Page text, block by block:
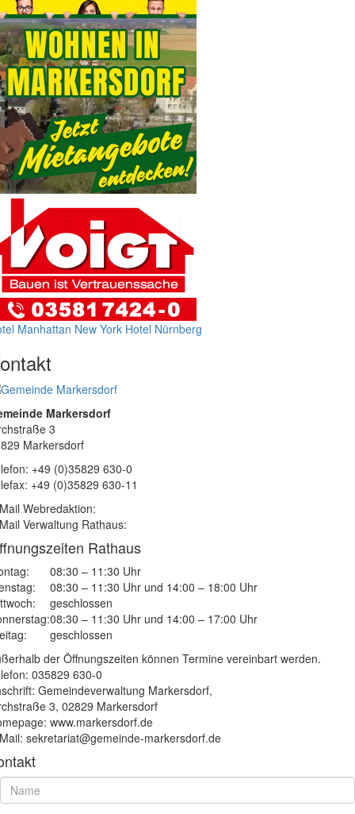
Manhattan New York Hotel Nürnberg
Markersdorf
3
Markersdorf
+49 (0)35829 630-0
+49 (0)35829 630-11
Webredaktion:
Verwaltung Rathaus:
Rathaus
08:30 – 11:30 Uhr
08:30 – 11:30 Uhr und 14:00 – 18:00 Uhr
geschlossen
08:30 – 11:30 Uhr und 14:00 – 17:00 Uhr
geschlossen
der Öffnungszeiten können Termine vereinbart werden.
035829 630-0
Gemeindeverwaltung Markersdorf,
3, 02829 Markersdorf
www.markersdorf.de
sekretariat@gemeinde-markersdorf.de